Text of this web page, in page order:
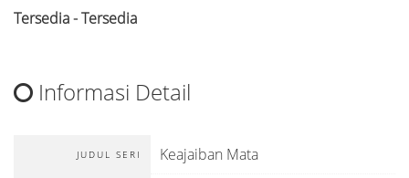
Tersedia - Tersedia
Informasi Detail
JUDUL SERI Keajaiban Mata